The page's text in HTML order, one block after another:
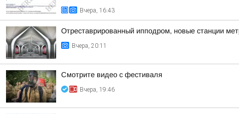
Вчера, 16:43
Отреставрированный ипподром, новые станции
Вчера, 20:11
Смотрите видео с фестиваля
Вчера, 19:46